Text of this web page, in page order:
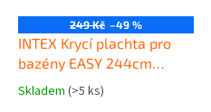
249 Kč –49 %
INTEX Krycí plachta pro
bazény EASY 244cm
28020
Průměrné
Skladem (>5 ks)